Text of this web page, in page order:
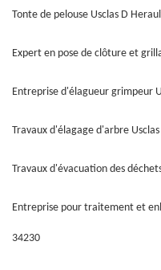
Tonte de pelouse Usclas D
Expert en pose de clôture et
Entreprise d'élagueur grimpeur
Travaux d'élagage d'arbre
Travaux d'évacuation des
Entreprise pour traitement et
34230